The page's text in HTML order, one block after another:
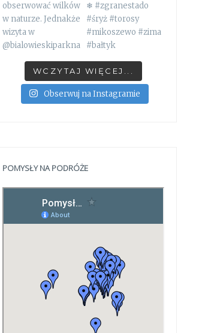
WCZYTAJ WIĘCEJ...
Obserwuj na Instagramie
POMYSŁY NA PODRÓŻE